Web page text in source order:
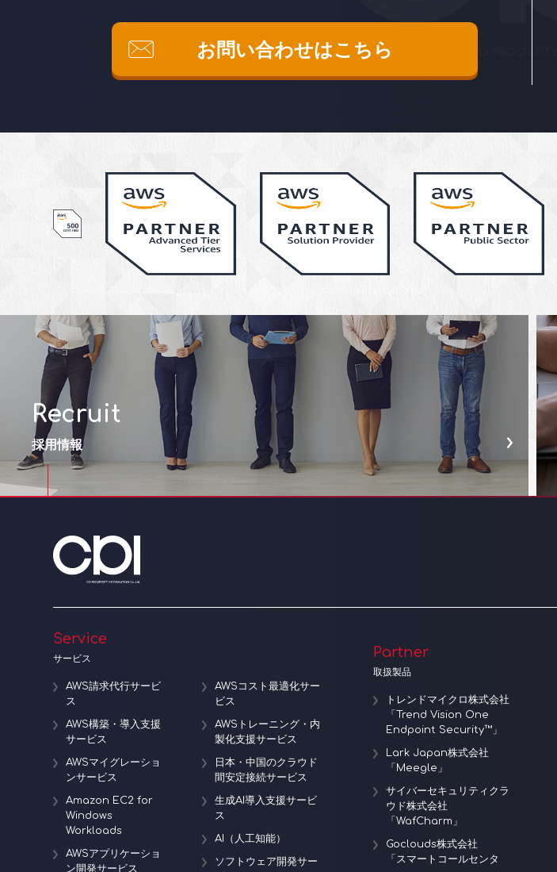
お問い合わせはこちら
Recruit
採用情報
Service
サービス
AWS請求代行サービ
ス
AWS構築・導入支援
サービス
AWSマイグレーショ
ンサービス
Amazon EC2 for
Windows
Workloads
AWSアプリケーショ
ン開発サービス
AWSコスト最適化サー
ビス
AWSトレーニング・内
製化支援サービス
日本・中国のクラウド
間安定接続サービス
生成AI導入支援サービ
ス
AI（人工知能）
ソフトウェア開発サー
Partner
取扱製品
トレンドマイクロ株式会社
「Trend Vision One
Endpoint Security™」
Lark Japan株式会社
「Meegle」
サイバーセキュリティクラ
ウド株式会社
「WafCharm」
Goclouds株式会社
「スマートコールセンタ